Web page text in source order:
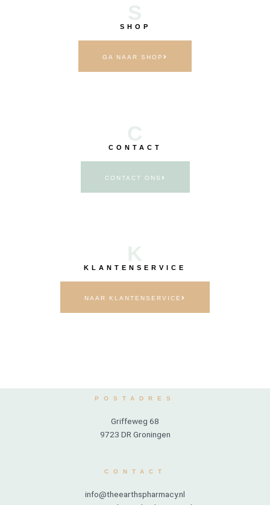
S
SHOP
GA NAAR SHOP
C
CONTACT
CONTACT ONS
K
KLANTENSERVICE
NAAR KLANTENSERVICE
POSTADRES
Griffeweg 68
9723 DR Groningen
CONTACT
info@theearthspharmacy.nl